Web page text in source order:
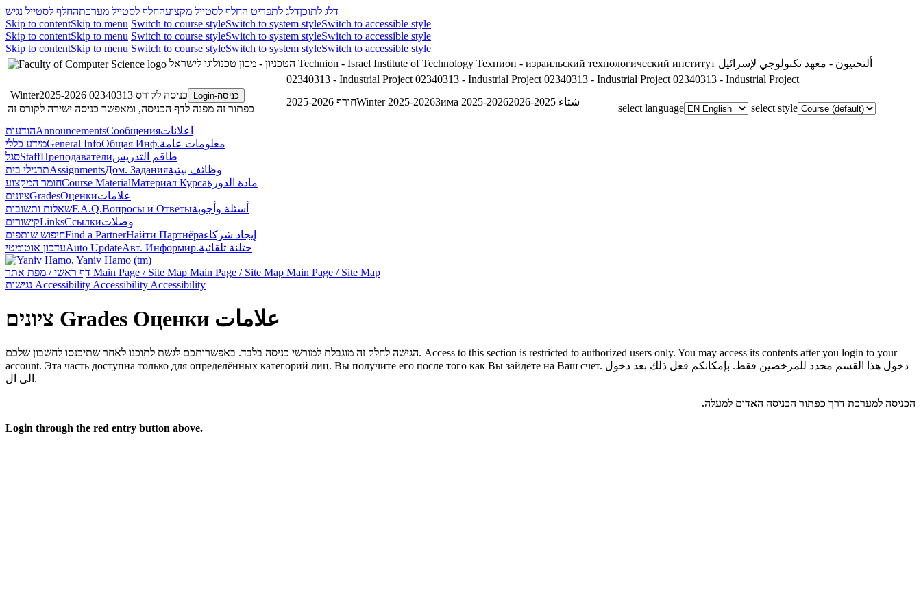
דלג לתוכןדלג לתפריט החלף לסטייל מקצועהחלף לסטייל מערכתהחלף לסטייל נגיש
Skip to contentSkip to menu Switch to course styleSwitch to system styleSwitch to accessible style
Skip to contentSkip to menu Switch to course styleSwitch to system styleSwitch to accessible style
Skip to contentSkip to menu Switch to course styleSwitch to system styleSwitch to accessible style
Technion - Israel Institute of Technology Технион - израильский технологический институт ألتخنيون - معهد تكنولوجي لإسرائيل
02340313 - Industrial Project 02340313 - Industrial Project 02340313 - Industrial Project 02340313 - Industrial Project
כניסה-Login
כניסה לקורס 02340313 Winter2025-2026
כפתור זה מפנה לדף הכניסה, ומאפשר כניסה ישירה לקורס זה
חורף 2025-2026Winter 2025-2026Зима 2025-2026 شتاء 2025-2026
select language
select style
הודעותAnnouncementsСообщенияاعلانات
מידע כלליGeneral InfoОбщая Инф.معلومات عامة
סגלStaffПреподавателиطاقم التدريس
תרגילי ביתAssignmentsДом. Заданияوظائف بيتية
חומר המקצועCourse MaterialМатериал Курсаمادة الدورة
ציוניםGradesОценкиعلامات
שאלות ותשובותF.A.Q.Вопросы и Ответыأسئلة وأجوبة
קישוריםLinksСсылкиوصلات
חיפוש שותפיםFind a PartnerНайти Партнёраإيجاد شركاء
עדכון אוטומטיAuto UpdateАвт. Информир.حتلنة تلقائية
Main Page / Site Map Main Page / Site Map Main Page / Site Map
Accessibility Accessibility Accessibility
ציונים Grades Оценки علامات
הגישה לחלק זה מוגבלת למורשי כניסה בלבד. באפשרותכם לגשת לתוכנו לאחר שתיכנסו לחשבון שלכם. Access to this section is restricted to authorized users only. You may access its contents after you login to your
account. Эта часть доступна только для определённых категорий лиц. Вы получите его после того как Вы зайдёте на Ваш счет. دخول هذا القسم محدد للمرخصين فقط. بإمكانكم فعل ذلك بعد دخول
الى ال.
הכניסה למערכת דרך כפתור הכניסה האדום למעלה.
Login through the red entry button above.